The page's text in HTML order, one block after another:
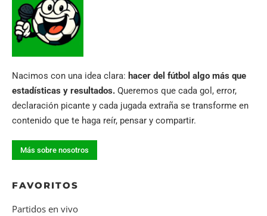
Nacimos con una idea clara: hacer del fútbol algo más que
estadísticas y resultados. Queremos que cada gol, error,
declaración picante y cada jugada extraña se transforme en
contenido que te haga reír, pensar y compartir.
Más sobre nosotros
FAVORITOS
Partidos en vivo